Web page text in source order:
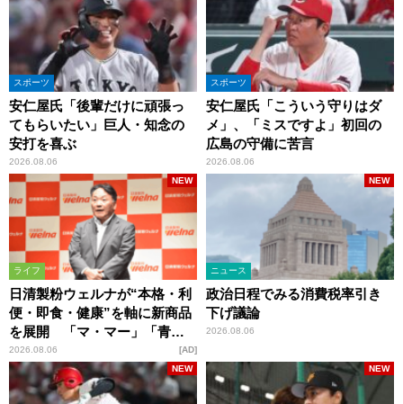
スポーツ
安仁屋氏「後輩だけに頑張っ
てもらいたい」巨人・知念の
安打を喜ぶ
2026.08.06
スポーツ
安仁屋氏「こういう守りはダ
メ」、「ミスですよ」初回の
広島の守備に苦言
2026.08.06
ライフ
日清製粉ウェルナが“本格・利
便・即食・健康”を軸に新商品
を展開 「マ・マー」「青の
洞窟」ブランドを強化
2026.08.06
NEW
AD
ニュース
政治日程でみる消費税率引き
下げ議論
2026.08.06
NEW
NEW NEW